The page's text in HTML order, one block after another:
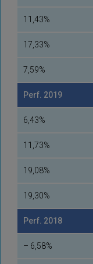
11,43%
17,33%
7,59%
Perf. 2019
6,43%
11,73%
19,08%
19,30%
Perf. 2018
– 6,58%